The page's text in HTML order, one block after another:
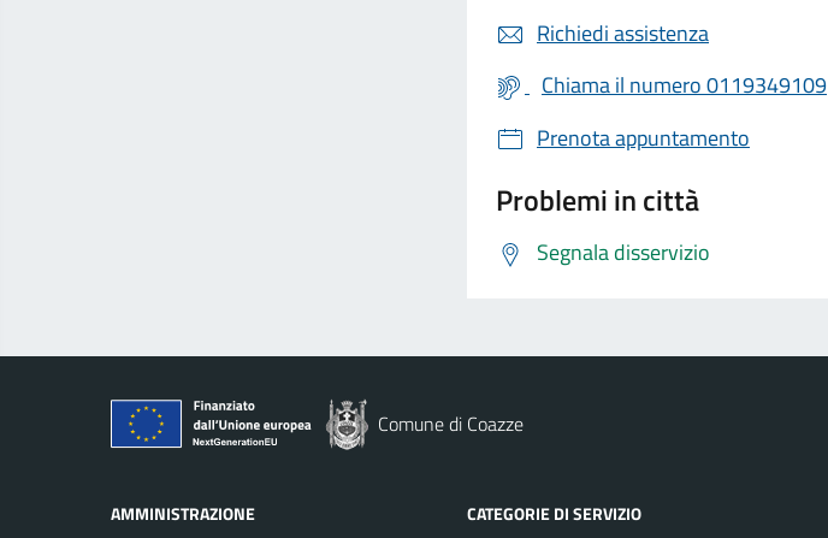
Richiedi assistenza
Chiama il numero 0119349109
Prenota appuntamento
Problemi in città
Segnala disservizio
Comune di Coazze
AMMINISTRAZIONE CATEGORIE DI SERVIZIO